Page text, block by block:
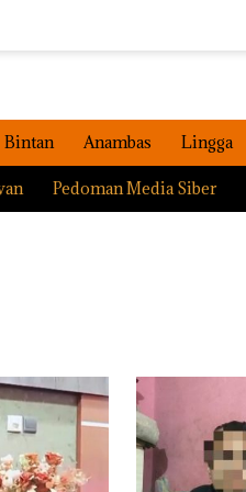
Bintan Anambas Lingga
Pedoman Media Siber